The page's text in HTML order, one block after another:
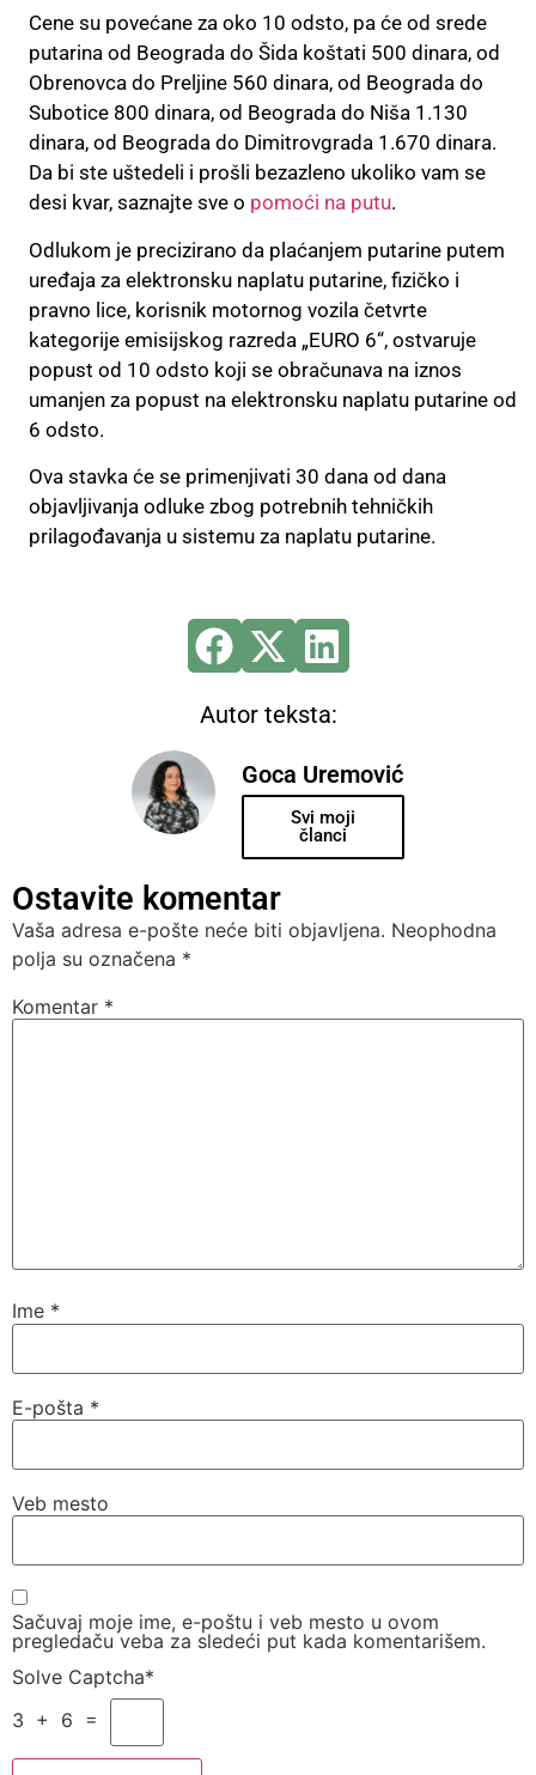
Cene su povećane za oko 10 odsto, pa će od srede
putarina od Beograda do Šida koštati 500 dinara, od
Obrenovca do Preljine 560 dinara, od Beograda do
Subotice 800 dinara, od Beograda do Niša 1.130
dinara, od Beograda do Dimitrovgrada 1.670 dinara.
Da bi ste uštedeli i prošli bezazleno ukoliko vam se
desi kvar, saznajte sve o pomoći na putu.
Odlukom je precizirano da plaćanjem putarine putem
uređaja za elektronsku naplatu putarine, fizičko i
pravno lice, korisnik motornog vozila četvrte
kategorije emisijskog razreda „EURO 6“, ostvaruje
popust od 10 odsto koji se obračunava na iznos
umanjen za popust na elektronsku naplatu putarine od
6 odsto.
Ova stavka će se primenjivati 30 dana od dana
objavljivanja odluke zbog potrebnih tehničkih
prilagođavanja u sistemu za naplatu putarine.
Goca Uremović
Svi moji
članci
Autor teksta:
Ostavite komentar
Vaša adresa e-pošte neće biti objavljena. Neophodna
polja su označena *
Komentar *
Ime *
E-pošta *
Veb mesto
Sačuvaj moje ime, e-poštu i veb mesto u ovom
pregledaču veba za sledeći put kada komentarišem.
Solve Captcha*
3 + 6 =